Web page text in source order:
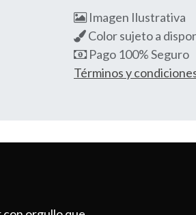
Imagen Ilustrativa
Color sujeto a
Pago 100% Seguro
Términos y